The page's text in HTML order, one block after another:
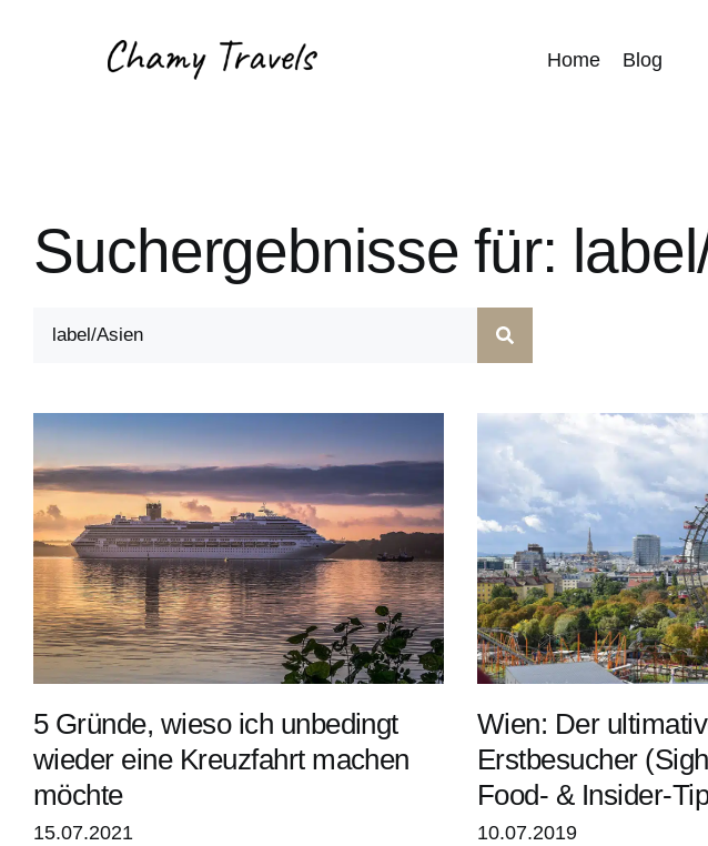
Home Blog
Suchergebnisse für:
5 Gründe, wieso ich unbedingt
wieder eine Kreuzfahrt machen
möchte
15.07.2021
Wien: Der
Erstbesucher
Food- & Insider-
10.07.2019